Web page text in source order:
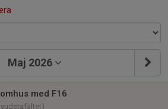
Maj 2026
med F16